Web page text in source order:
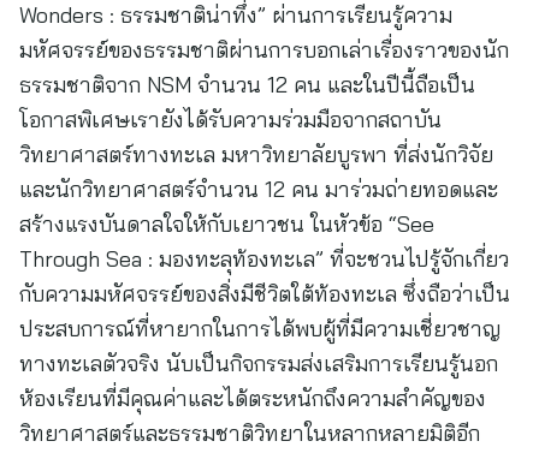
Wonders : ธรรมชาติน่าทึ่ง” ผ่านการเรียนรู้ความ
มหัศจรรย์ของธรรมชาติผ่านการบอกเล่าเรื่องราวของนัก
ธรรมชาติจาก NSM จำนวน 12 คน และในปีนี้ถือเป็น
โอกาสพิเศษเรายังได้รับความร่วมมือจากสถาบัน
วิทยาศาสตร์ทางทะเล มหาวิทยาลัยบูรพา ที่ส่งนักวิจัย
และนักวิทยาศาสตร์จำนวน 12 คน มาร่วมถ่ายทอดและ
สร้างแรงบันดาลใจให้กับเยาวชน ในหัวข้อ “See
Through Sea : มองทะลุท้องทะเล” ที่จะชวนไปรู้จักเกี่ยว
กับความมหัศจรรย์ของสิ่งมีชีวิตใต้ท้องทะเล ซึ่งถือว่าเป็น
ประสบการณ์ที่หายากในการได้พบผู้ที่มีความเชี่ยวชาญ
ทางทะเลตัวจริง นับเป็นกิจกรรมส่งเสริมการเรียนรู้นอก
ห้องเรียนที่มีคุณค่าและได้ตระหนักถึงความสำคัญของ
วิทยาศาสตร์และธรรมชาติวิทยาในหลากหลายมิติอีก